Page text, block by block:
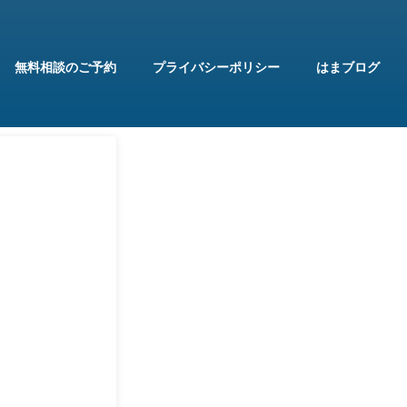
無料相談のご予約 プライバシーポリシー はまブログ